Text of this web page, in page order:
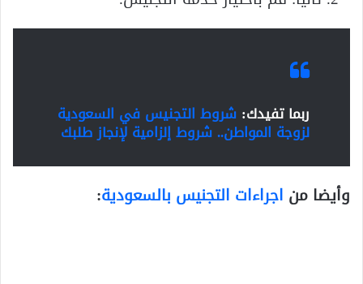
ربما تفيدك: شروط التجنيس في السعودية
لزوجة المواطن.. شروط إلزامية لإنجاز طلبك
وأيضا من اجراءات التجنيس بالسعودية: